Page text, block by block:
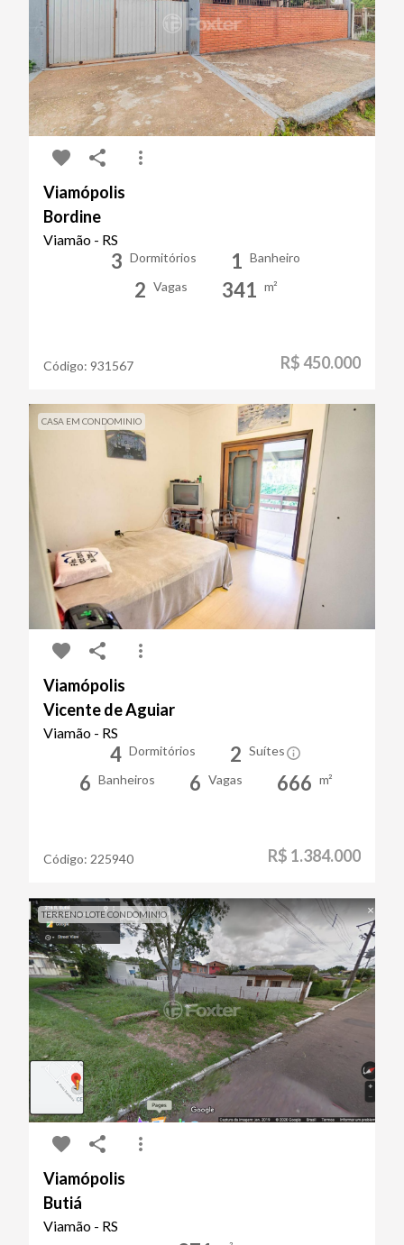
Viamópolis
Bordine
Viamão - RS
3 Dormitórios 1 Banheiro
2 Vagas 341 m²
Código: 931567 R$ 450.000
CASA EM CONDOMINIO
Viamópolis
Vicente de Aguiar
Viamão - RS
4 Dormitórios 2 Suítes
6 Banheiros 6 Vagas 666 m²
Código: 225940 R$ 1.384.000
TERRENO LOTE CONDOMINIO
Viamópolis
Butiá
Viamão - RS